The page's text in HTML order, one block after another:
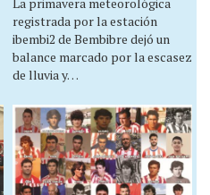
La primavera meteorológica
registrada por la estación
ibembi2 de Bembibre dejó un
balance marcado por la escasez
de lluvia y…